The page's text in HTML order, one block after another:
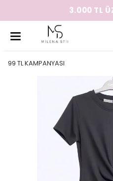
3.000 TL ÜZERİ
99 TL KAMPANYASI